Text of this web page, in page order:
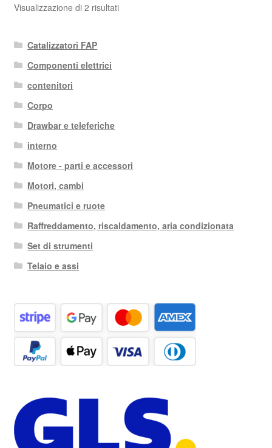
Visualizzazione di 2 risultatiOrdina
Catalizzatori FAP
Componenti elettrici
contenitori
Corpo
Drawbar e teleferiche
interno
Motore - parti e accessori
Motori, cambi
Pneumatici e ruote
Raffreddamento, riscaldamento, aria condizionata
Set di strumenti
Telaio e assi